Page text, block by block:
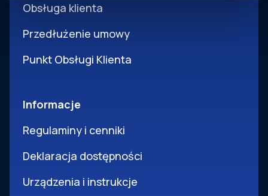
Obsługa klienta
Przedłużenie umowy
Punkt Obsługi Klienta
Informacje
Regulaminy i cenniki
Deklaracja dostępności
Urządzenia i instrukcje